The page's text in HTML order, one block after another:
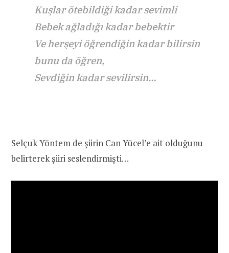
Kuşlar ötebildiği kadar sevimli
Bebek ağladığı kadar bebektir
Ve herşeyi öğrendiğin kadar bilirsin
bunu da öğren,
Sevdiğin kadar sevilirsin…
Selçuk Yöntem de şiirin Can Yücel’e ait olduğunu
belirterek şiiri seslendirmişti…